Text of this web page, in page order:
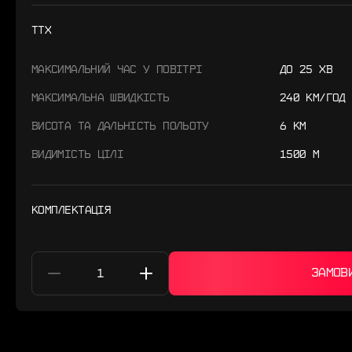
ТТХ
МАКСИМАЛЬНИЙ ЧАС У ПОВІТРІ ДО 25 ХВ
МАКСИМАЛЬНА ШВИДКІСТЬ 240 КМ/ГОД
ВИСОТА ТА ДАЛЬНІСТЬ ПОЛЬОТУ 6 КМ
ВИДИМІСТЬ ЦІЛІ 1500 М
КОМПЛЕКТАЦІЯ